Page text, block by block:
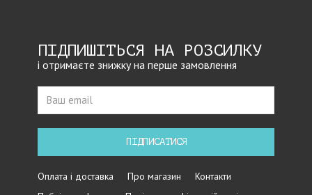
ПІДПИШІТЬСЯ НА РОЗСИЛКУ
і отримаєте знижку на перше замовлення
ПІДПИСАТИСЯ
Оплата і доставка Про магазин
Контакти